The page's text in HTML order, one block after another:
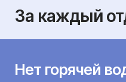
За каждый
Нет горячей